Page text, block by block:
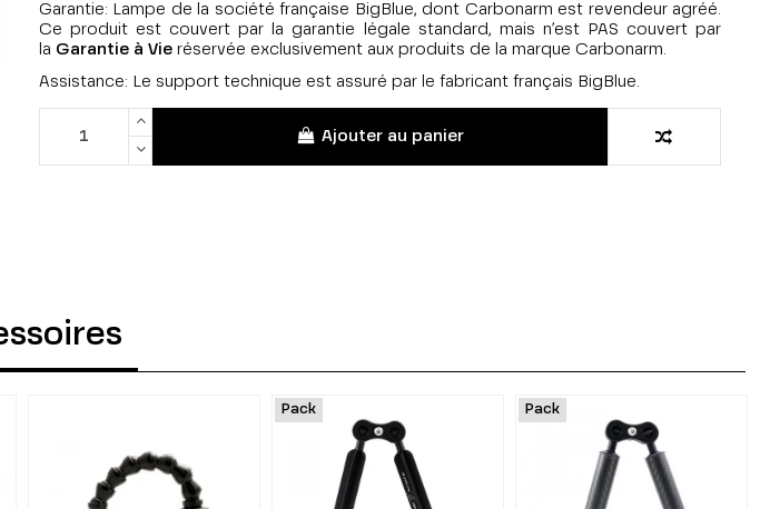
Garantie: Lampe de la société française BigBlue, dont Carbonarm est revendeur agréé.
Ce produit est couvert par la garantie légale standard, mais n’est PAS couvert par
la Garantie à Vie réservée exclusivement aux produits de la marque Carbonarm.
Assistance: Le support technique est assuré par le fabricant français BigBlue.
Ajouter au panier
Pack Pack